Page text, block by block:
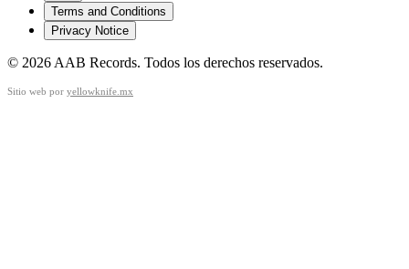
Terms and Conditions
Privacy Notice
© 2026 AAB Records. Todos los derechos reservados.
Sitio web por yellowknife.mx